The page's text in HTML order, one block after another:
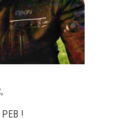
!